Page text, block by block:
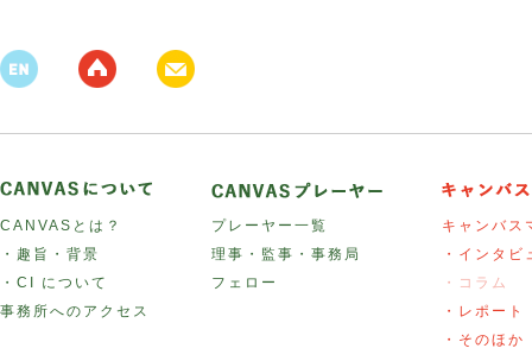
CANVASとは？
・趣旨・背景
・CI について
事務所へのアクセス
プレーヤー一覧
理事・監事・事務局
フェロー
キャンバス
・インタビ
・コラム
・レポート
・そのほか